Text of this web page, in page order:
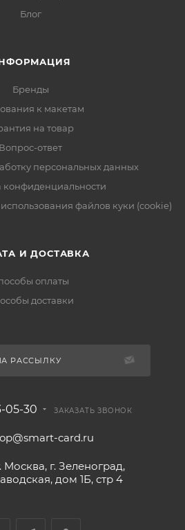
Блог
Бренды
к макетам
на товар
Вопрос-ответ
персональных данных
конфиденциальности
файлов куки (cookie)
И ДОСТАВКА
оплаты
доставки
РАССЫЛКУ
05-30 ЗАКАЗАТЬ ЗВОНОК
card.ru
Москва, г. Зеленоград,
дом 1Б, стр 4